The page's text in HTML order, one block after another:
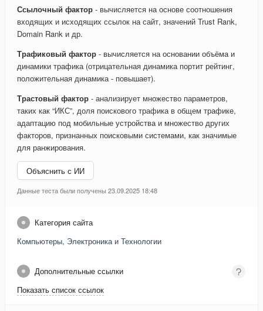
Ссылочный фактор - вычисляется на основе соотношения
входящих и исходящих ссылок на сайт, значений Trust Rank,
Domain Rank и др.
Трафиковый фактор - вычисляется на основании объёма и
динамики трафика (отрицательная динамика портит рейтинг,
положительная динамика - повышает).
Трастовый фактор - анализирует множество параметров,
таких как “ИКС”, доля поискового трафика в общем трафике,
адаптацию под мобильные устройства и множество других
факторов, признанных поисковыми системами, как значимые
для ранжирования.
Объяснить с ИИ
Данные теста были получены 23.09.2025 18:48
Категория сайта
Компьютеры, Электроника и Технологии
Дополнительные ссылки
Показать список ссылок